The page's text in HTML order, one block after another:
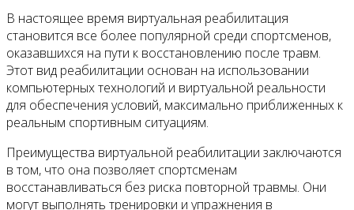
В настоящее время виртуальная реабилитация
становится все более популярной среди спортсменов,
оказавшихся на пути к восстановлению после травм.
Этот вид реабилитации основан на использовании
компьютерных технологий и виртуальной реальности
для обеспечения условий, максимально приближенных к
реальным спортивным ситуациям.
Преимущества виртуальной реабилитации заключаются
в том, что она позволяет спортсменам
восстанавливаться без риска повторной травмы. Они
могут выполнять тренировки и упражнения в